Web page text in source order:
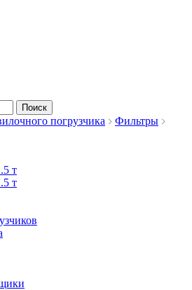
погрузчика
Фильтры
т
т